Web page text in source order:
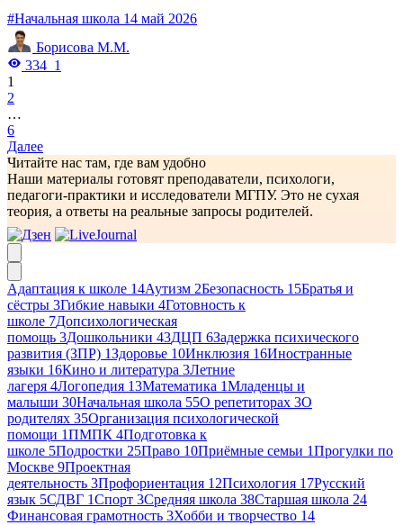
#Начальная школа 14 май 2026
Борисова М.М.
334 1
1
2
…
6
Далее
Читайте нас там, где вам удобно
Наши материалы готовят преподаватели, психологи,
педагоги-практики и исследователи МГПУ. Это не сухая
теория, а ответы на реальные запросы родителей.
Адаптация к школе 14Аутизм 2Безопасность 15Братья и
сёстры 3Гибкие навыки 4Готовность к
школе 7Допсихологическая
помощь 3Дошкольники 43ДЦП 6Задержка психического
развития (ЗПР) 1Здоровье 10Инклюзия 16Иностранные
языки 16Кино и литература 3Летние
лагеря 4Логопедия 13Математика 1Младенцы и
малыши 30Начальная школа 55О репетиторах 3О
родителях 35Организация психологической
помощи 1ПМПК 4Подготовка к
школе 5Подростки 25Право 10Приёмные семьи 1Прогулки по
Москве 9Проектная
деятельность 3Профориентация 12Психология 17Русский
язык 5СДВГ 1Спорт 3Средняя школа 38Старшая школа 24
Финансовая грамотность 3Хобби и творчество 14